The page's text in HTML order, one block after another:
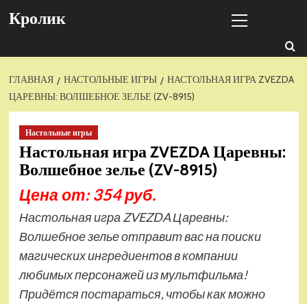
Кролик
меню
ГЛАВНАЯ НАСТОЛЬНЫЕ ИГРЫ
НАСТОЛЬНАЯ ИГРА ZVEZDA
ЦАРЕВНЫ: ВОЛШЕБНОЕ ЗЕЛЬЕ (ZV-8915)
Настольные игры
Настольная игра ZVEZDA Царевны:
Волшебное зелье (ZV-8915)
Цена от: 354 руб.
Настольная игра ZVEZDA Царевны:
Волшебное зелье отправит вас на поиски
магических ингредиентов в компании
любимых персонажей из мультфильма!
Придётся постараться, чтобы как можно